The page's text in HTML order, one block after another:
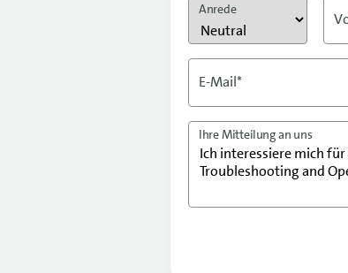
Anrede
E-Mail*
Ihre Mitteilung an uns